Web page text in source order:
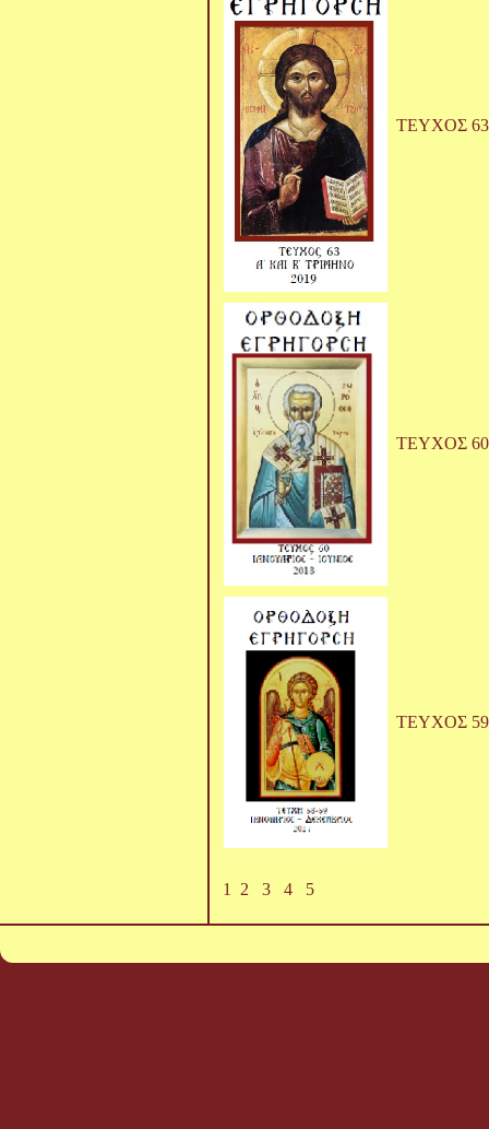
ΤΕΥΧΟΣ 63
ΤΕΥΧΟΣ 60
ΤΕΥΧΟΣ 59
1 2 3 4 5